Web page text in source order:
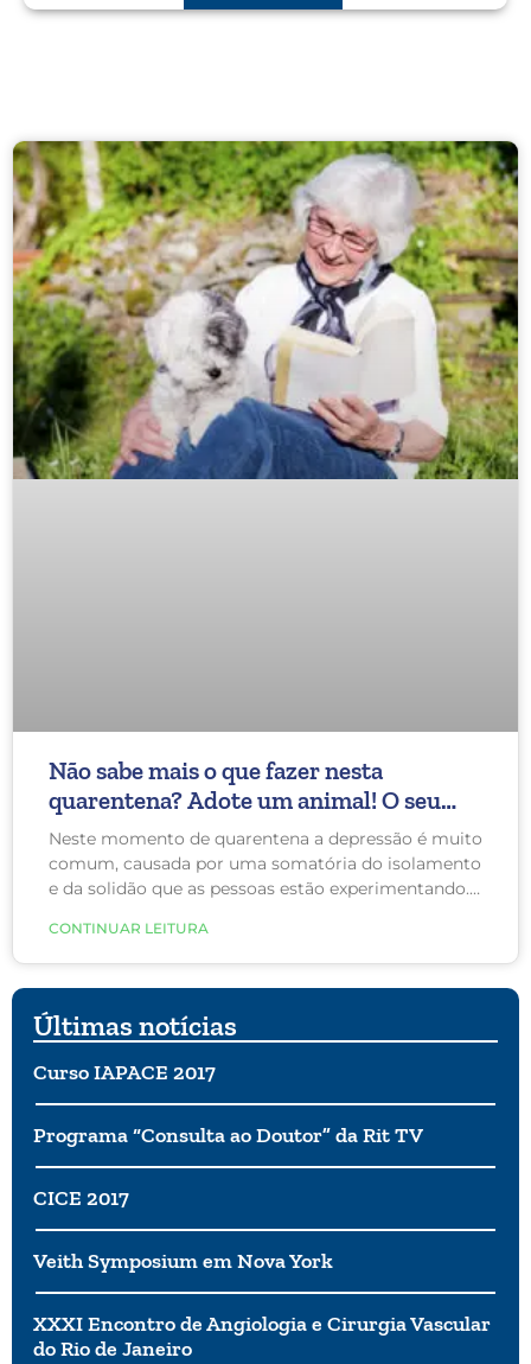
Não sabe mais o que fazer nesta
quarentena? Adote um animal! O seu
humor e cérebro agradecem
Neste momento de quarentena a depressão é muito
comum, causada por uma somatória do isolamento
e da solidão que as pessoas estão experimentando.
esse vazio com apoio social e, principalmente, dos
cães, com amor incondicional.
CONTINUAR LEITURA
Últimas notícias
Curso IAPACE 2017
Programa “Consulta ao Doutor” da Rit TV
CICE 2017
Veith Symposium em Nova York
XXXI Encontro de Angiologia e Cirurgia Vascular
do Rio de Janeiro